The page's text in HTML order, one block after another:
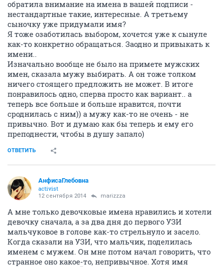
обратила внимание на имена в вашей подписи -
нестандартные такие, интересные. А третьему
сыночку уже придумали имя?
Я тоже озаботилась выбором, хочется уже к сынуле
как-то конкретно обращаться. Заодно и привыкать к
имени..
Изначально вообще не было на примете мужских
имен, сказала мужу выбирать. А он тоже толком
ничего стоящего предложить не может. В итоге
понравилось одно, сперва просто как вариант.. а
теперь все больше и больше нравится, почти
сроднилась с ним)) а мужу как-то не очень - не
привычно. Вот и думаю как бы теперь и ему его
преподнести, чтобы в душу запало)
ОТВЕТИТЬ
АнфисаГлебовна
activist
12 сентября 2014 marizzza
А мне только девочковые имена нравились и хотели
девочку сначала, а за два дня до первого УЗИ
мальчуковое в голове как-то стрельнуло и засело.
Когда сказали на УЗИ, что мальчик, поделилась
именем с мужем. Он мне потом начал говорить, что
странное оно какое-то, непривычное. Хотя имя